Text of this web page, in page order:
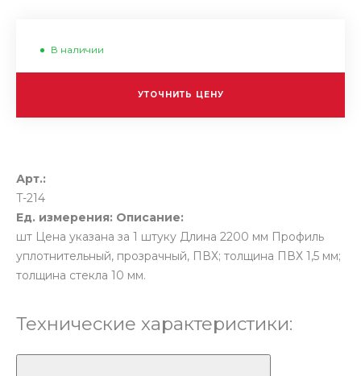
В наличии
УТОЧНИТЬ ЦЕНУ
Арт.:
T-214
Ед. измерения: Описание:
шт Цена указана за 1 штуку Длина 2200 мм Профиль
уплотнительный, прозрачный, ПВХ; толщина ПВХ 1,5 мм;
толщина стекла 10 мм.
Технические характеристики: